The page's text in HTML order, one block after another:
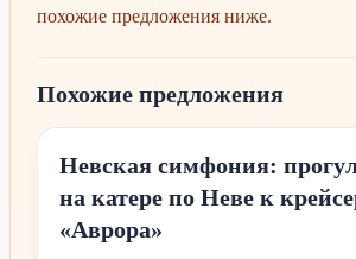
похожие предложения ниже.
Похожие предложения
Невская симфония:
на катере по Неве к
«Аврора»